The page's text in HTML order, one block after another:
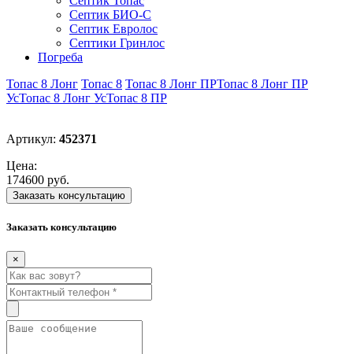
Септик БИО-С
Септик Евролос
Септики Гринлос
Погреба
Топас 8 Лонг Топас 8 Топас 8 Лонг ПРТопас 8 Лонг ПР
УсТопас 8 Лонг УсТопас 8 ПР
Артикул: 452371
Цена:
174600 руб.
Заказать консультацию
Заказать консультацию
×